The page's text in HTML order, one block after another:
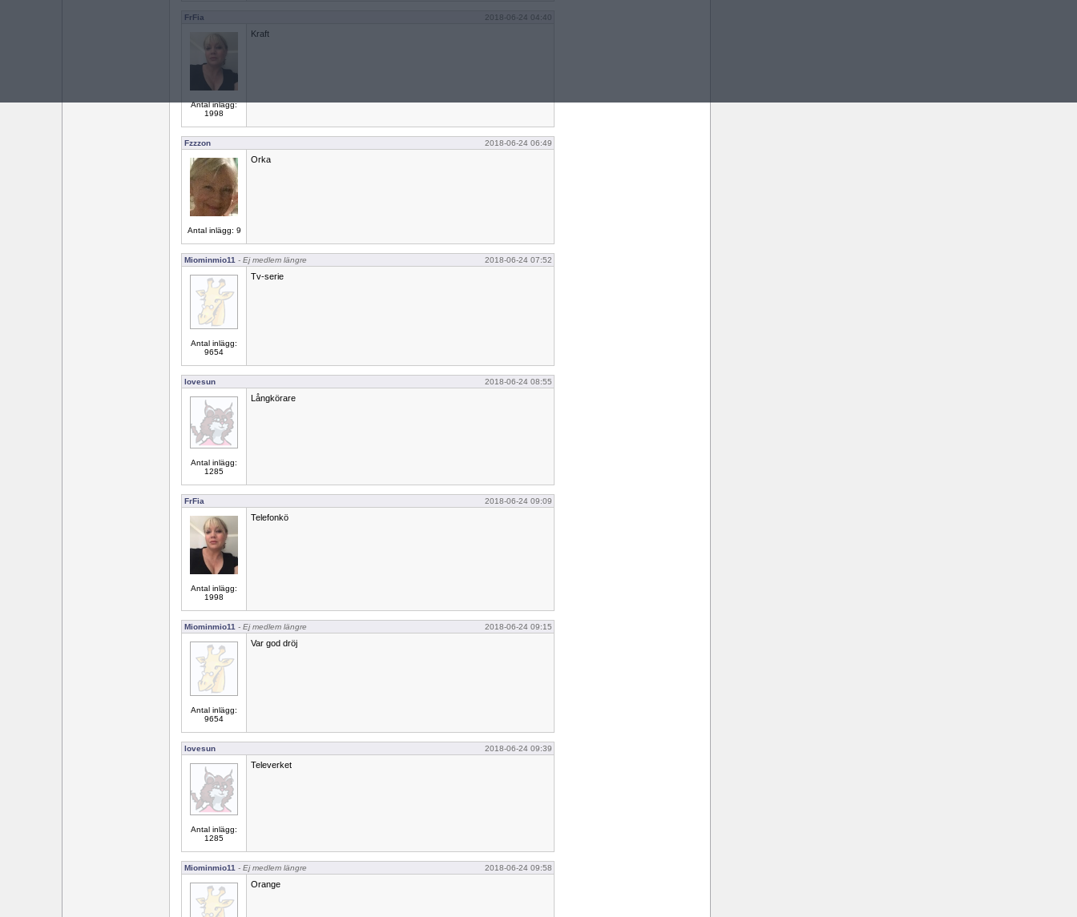
FrFia 2018-06-24 04:40
Antal inlägg:
1998
Kraft
Fzzzon 2018-06-24 06:49
Antal inlägg: 9
Orka
Miominmio11 - Ej medlem längre 2018-06-24 07:52
Antal inlägg:
9654
Tv-serie
lovesun 2018-06-24 08:55
Antal inlägg:
1285
Långkörare
FrFia 2018-06-24 09:09
Antal inlägg:
1998
Telefonkö
Miominmio11 - Ej medlem längre 2018-06-24 09:15
Antal inlägg:
9654
Var god dröj
lovesun 2018-06-24 09:39
Antal inlägg:
1285
Televerket
Miominmio11 - Ej medlem längre 2018-06-24 09:58
Orange